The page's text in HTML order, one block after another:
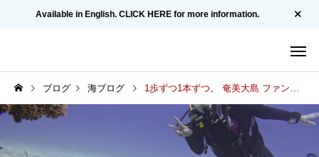
Available in English. CLICK HERE for more information.
ブログ 海ブログ 1歩ずつ1本ずつ。 奄美大島 ファンダイビング/ 本日の海況